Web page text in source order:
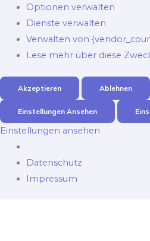
Optionen verwalten
Dienste verwalten
Verwalten von
Lese mehr über diese
Akzeptieren Ablehnen
Einstellungen Ansehen
Einstellungen ansehen
Datenschutz
Impressum